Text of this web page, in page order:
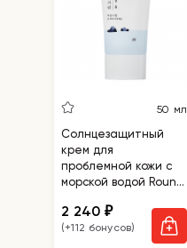
50 мл
Солнцезащитный
крем для
проблемной кожи с
морской водой Round
Sunscreen SPF50+
PA++++
2 240₽
(+112 бонусов)